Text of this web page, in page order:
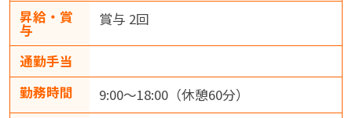
昇給・賞
与
賞与 2回
通勤手当
勤務時間
9:00～18:00（休憩60分）